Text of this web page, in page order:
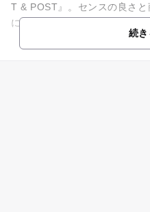
T & POST』。センスの良さ
に福岡ママの間で評判に。通
続